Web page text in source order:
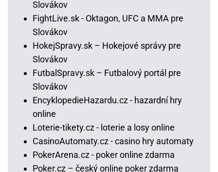
Slovákov
FightLive.sk - Oktagon, UFC a MMA pre
Slovákov
HokejSpravy.sk – Hokejové správy pre
Slovákov
FutbalSpravy.sk – Futbalový portál pre
Slovákov
EncyklopedieHazardu.cz - hazardní hry
online
Loterie-tikety.cz - loterie a losy online
CasinoAutomaty.cz - casino hry automaty
PokerArena.cz - poker online zdarma
Poker.cz – český online poker zdarma